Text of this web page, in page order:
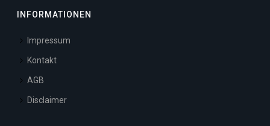
INFORMATIONEN
Impressum
Kontakt
AGB
Disclaimer